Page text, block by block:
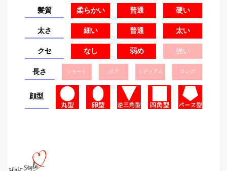
髪質 柔らかい 普通 硬い
太さ 細い 普通 太い
クセ なし 弱め 強い
長さ ショート ボブ ミディアム ロング
顔型